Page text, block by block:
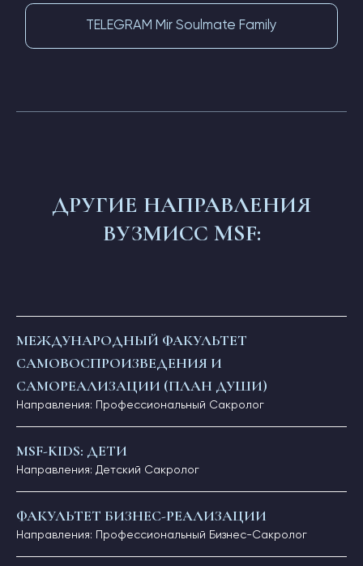
ДРУГИЕ НАПРАВЛЕНИЯ
ВУЗМИСС MSF:
МЕЖДУНАРОДНЫЙ ФАКУЛЬТЕТ
САМОВОСПРОИЗВЕДЕНИЯ И
САМОРЕАЛИЗАЦИИ (ПЛАН ДУШИ)
Направления: Профессиональный Сакролог
MSF-KIDS: ДЕТИ
Направления: Детский Сакролог
ФАКУЛЬТЕТ БИЗНЕС-РЕАЛИЗАЦИИ
Направления: Профессиональный Бизнес-Сакролог